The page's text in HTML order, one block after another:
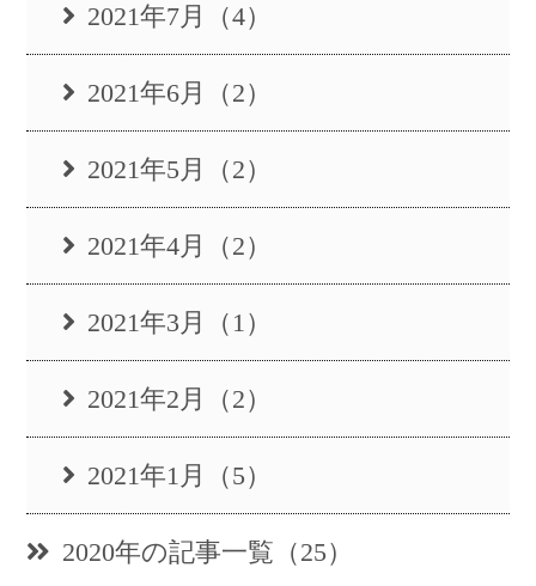
2021年7月（4）
2021年6月（2）
2021年5月（2）
2021年4月（2）
2021年3月（1）
2021年2月（2）
2021年1月（5）
2020年の記事一覧（25）